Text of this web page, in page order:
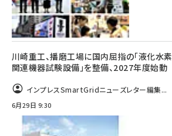
川崎重工、播磨工場に国内屈指の「液化水素
関連機器試験設備」を整備、2027年度始動
インプレスSmartGridニューズレター編集...
6月29日 9:30